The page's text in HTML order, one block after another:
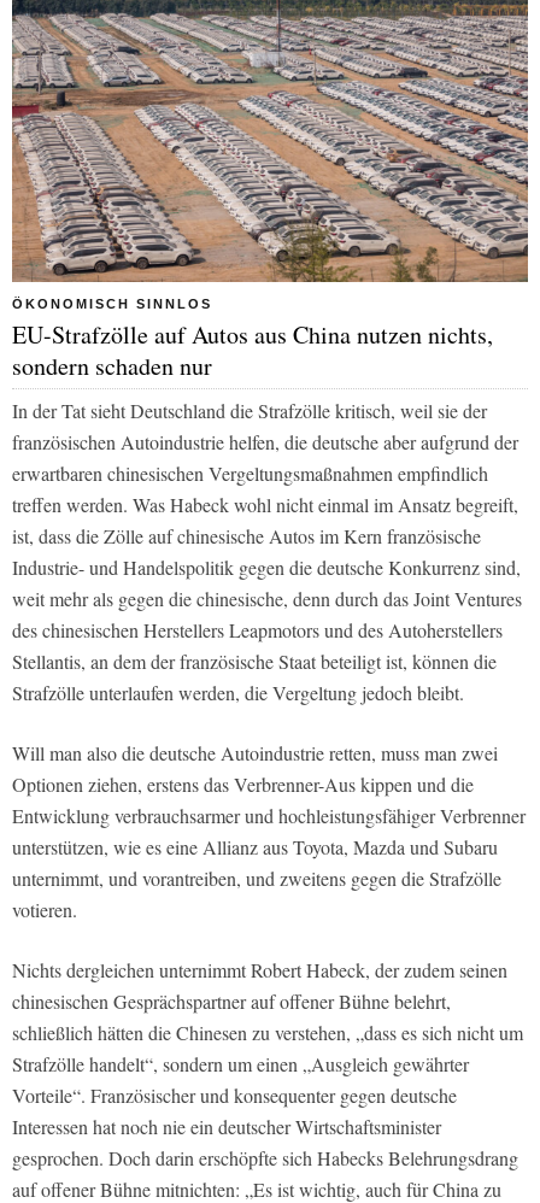
ÖKONOMISCH SINNLOS
EU-Strafzölle auf Autos aus China nutzen nichts,
sondern schaden nur
In der Tat sieht Deutschland die Strafzölle kritisch, weil sie der
französischen Autoindustrie helfen, die deutsche aber aufgrund der
erwartbaren chinesischen Vergeltungsmaßnahmen empfindlich
treffen werden. Was Habeck wohl nicht einmal im Ansatz begreift,
ist, dass die Zölle auf chinesische Autos im Kern französische
Industrie- und Handelspolitik gegen die deutsche Konkurrenz sind,
weit mehr als gegen die chinesische, denn durch das Joint Ventures
des chinesischen Herstellers Leapmotors und des Autoherstellers
Stellantis, an dem der französische Staat beteiligt ist, können die
Strafzölle unterlaufen werden, die Vergeltung jedoch bleibt.
Will man also die deutsche Autoindustrie retten, muss man zwei
Optionen ziehen, erstens das Verbrenner-Aus kippen und die
Entwicklung verbrauchsarmer und hochleistungsfähiger Verbrenner
unterstützen, wie es eine Allianz aus Toyota, Mazda und Subaru
unternimmt, und vorantreiben, und zweitens gegen die Strafzölle
votieren.
Nichts dergleichen unternimmt Robert Habeck, der zudem seinen
chinesischen Gesprächspartner auf offener Bühne belehrt,
schließlich hätten die Chinesen zu verstehen, „dass es sich nicht um
Strafzölle handelt“, sondern um einen „Ausgleich gewährter
Vorteile“. Französischer und konsequenter gegen deutsche
Interessen hat noch nie ein deutscher Wirtschaftsminister
gesprochen. Doch darin erschöpfte sich Habecks Belehrungsdrang
auf offener Bühne mitnichten: „Es ist wichtig, auch für China zu